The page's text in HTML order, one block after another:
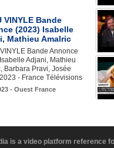
VINYLE Bande
(2023) Isabelle
Mathieu Amalric
Bande Annonce
Adjani, Mathieu
Barbara Pravi, Josée
- France Télévisions
- Ouest France
is a video platform reference